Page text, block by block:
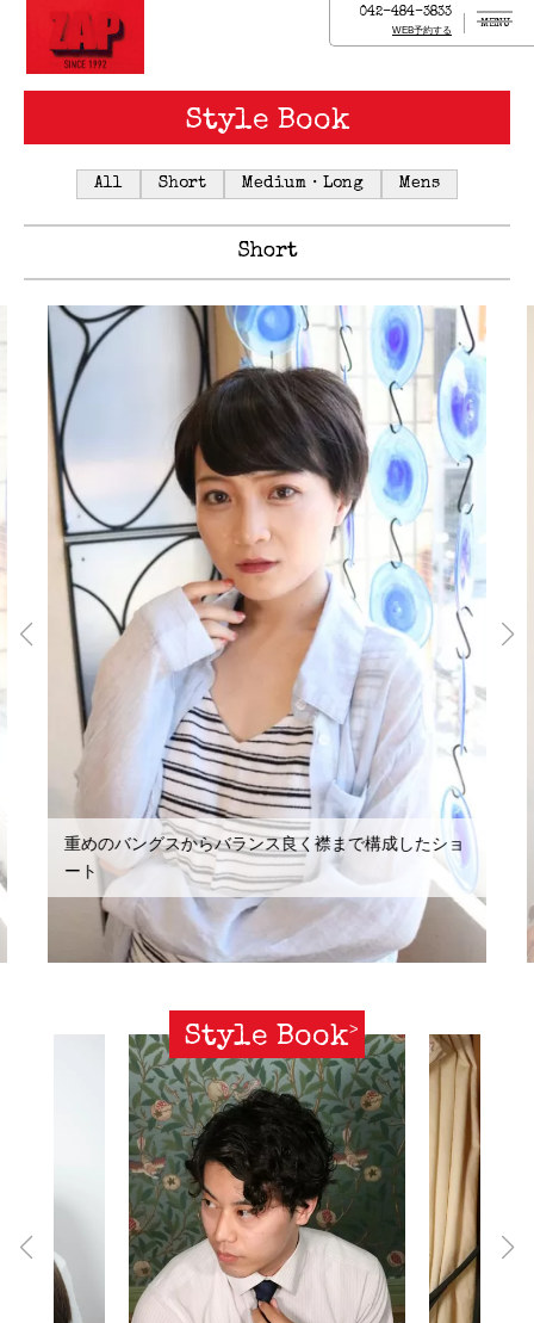
042-484-3833
WEB予約する
MENU
Style Book
All Short Medium・Long Mens
Short
重めのバングスからバランス良く襟まで構成したショ
ート
Style Book